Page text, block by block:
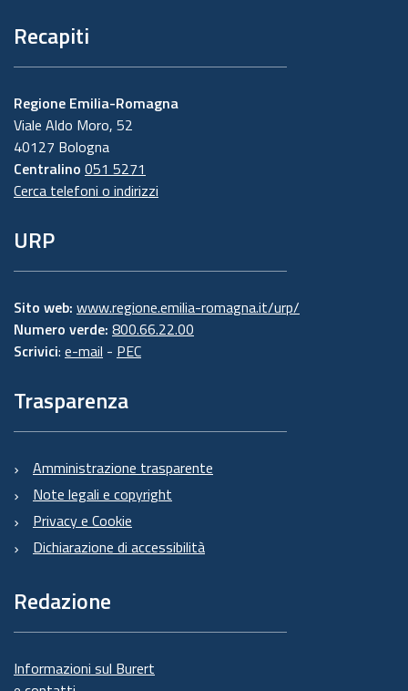
Recapiti
Regione Emilia-Romagna
Viale Aldo Moro, 52
40127 Bologna
Centralino 051 5271
Cerca telefoni o indirizzi
URP
Sito web: www.regione.emilia-romagna.it/urp/
Numero verde: 800.66.22.00
Scrivici: e-mail - PEC
Trasparenza
Amministrazione trasparente
Note legali e copyright
Privacy e Cookie
Dichiarazione di accessibilità
Redazione
Informazioni sul Burert